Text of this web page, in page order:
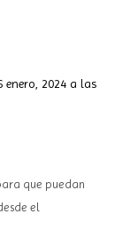
enero, 2024 a las
que puedan
el